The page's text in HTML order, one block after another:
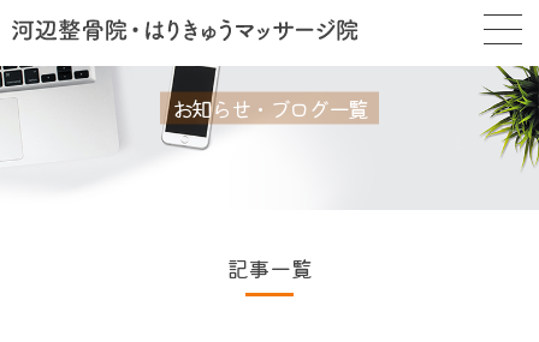
お知らせ・ブログ一覧
記事一覧